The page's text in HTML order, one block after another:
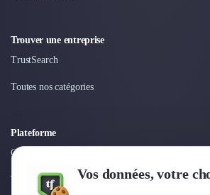
Vos données, votre
Trouver une entreprise
TrustSearch
Toutes nos catégories
Plateforme
Connexion
Tarifs